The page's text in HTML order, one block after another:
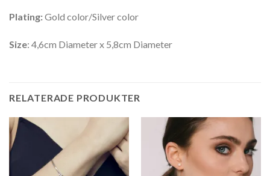
Plating:Gold color/Silver color
Size: 4,6cm Diameter x 5,8cm Diameter
RELATERADE PRODUKTER